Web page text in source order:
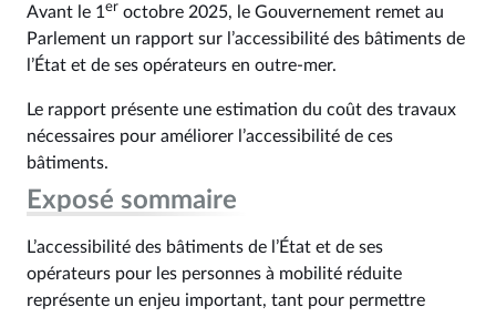
Avant le 1 er octobre 2025, le Gouvernement remet au
Parlement un rapport sur l’accessibilité des bâtiments de
l’État et de ses opérateurs en outre-mer.
Le rapport présente une estimation du coût des travaux
nécessaires pour améliorer l’accessibilité de ces
bâtiments.
Exposé sommaire
L’accessibilité des bâtiments de l’État et de ses
opérateurs pour les personnes à mobilité réduite
représente un enjeu important, tant pour permettre